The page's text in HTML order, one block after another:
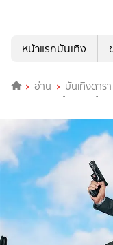
หน้าแรกบันเทิง
อ่าน บันเทิงดารา
Naked Gun มือปราบปืนเ